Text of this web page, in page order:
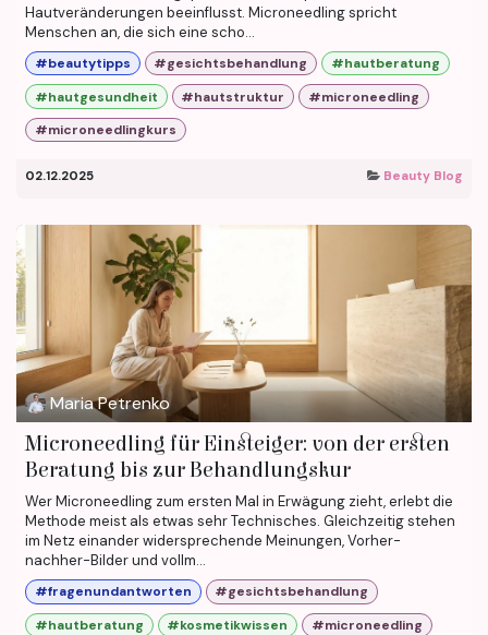
Hautveränderungen beeinflusst. Microneedling spricht
Menschen an, die sich eine scho...
#beautytipps #gesichtsbehandlung
#hautberatung
#hautgesundheit
#hautstruktur
#microneedling
#microneedlingkurs
02.12.2025 Beauty Blog
Maria Petrenko
Microneedling für Einsteiger: von der ersten
Beratung bis zur Behandlungskur
Wer Microneedling zum ersten Mal in Erwägung zieht, erlebt die
Methode meist als etwas sehr Technisches. Gleichzeitig stehen
im Netz einander widersprechende Meinungen, Vorher-
nachher-Bilder und vollm...
#fragenundantworten
#gesichtsbehandlung
#hautberatung
#kosmetikwissen
#microneedling